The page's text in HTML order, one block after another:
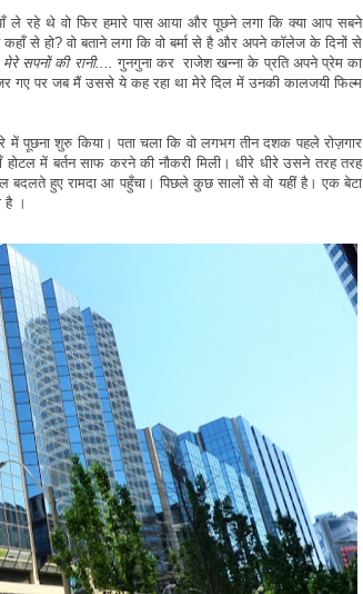
ले रहे थे वो फिर हमारे पास आया और पूछने लगा कि क्या आप सबने
से हो? वो बताने लगा कि वो बर्मा से है और अपने कॉलेज के दिनों से
मेरे सपनों की रानी.... गुनगुना कर राजेश खन्ना के प्रति अपने प्रेम का
गए पर जब मैं उससे ये कह रहा था मेरे दिल में उनकी कालजयी फिल्म
में पूछना शुरु किया। पता चला कि वो लगभग तीन दशक पहले रोज़गार
होटल में बर्तन साफ करने की नौकरी मिली। धीरे धीरे उसने तरह तरह
बदलते हुए रामदा आ पहुँचा। पिछले कुछ सालों से वो यहीं है। एक बेटा
है ।